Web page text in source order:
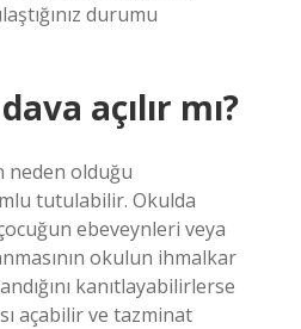
durumu
açılır mı?
neden olduğu
tutulabilir. Okulda
ebeveynleri veya
okulun ihmalkar
kanıtlayabilirlerse
açabilir ve tazminat